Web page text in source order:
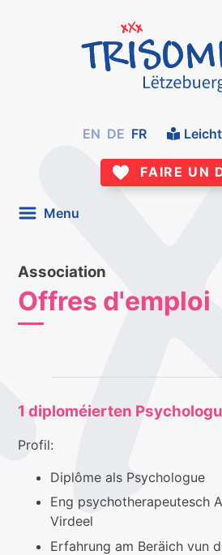
EN DE FR
FAIRE UN
Menu
Association
Offres d'emploi
1 diploméierten
Profil:
Diplôme als Psychologue
Eng psychotherapeutesch
Virdeel
Erfahrung am Beräich vun